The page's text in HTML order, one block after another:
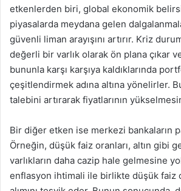
etkenlerden biri, global ekonomik
piyasalarda meydana gelen
güvenli liman arayışını artırır. Kriz
değerli bir varlık olarak ön plana çıkar ve
bununla karşı karşıya kaldıklarında
çeşitlendirmek adına altına yönelirler.
talebini artırarak fiyatlarının
Bir diğer etken ise merkezi bankaların
Örneğin, düşük faiz oranları, altın gibi
varlıkların daha cazip hale gelmesine
enflasyon ihtimali ile birlikte düşük faiz